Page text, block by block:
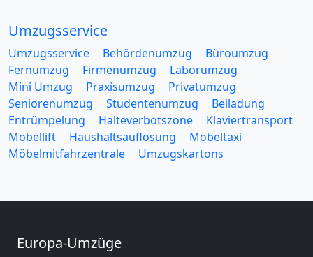
Umzugsservice
Umzugsservice Behördenumzug
Büroumzug
Fernumzug
Firmenumzug
Laborumzug
Mini Umzug
Praxisumzug
Privatumzug
Seniorenumzug
Studentenumzug
Beiladung
Entrümpelung
Halteverbotszone
Klaviertransport
Möbellift
Haushaltsauflösung
Möbeltaxi
Möbelmitfahrzentrale
Umzugskartons
Europa-Umzüge